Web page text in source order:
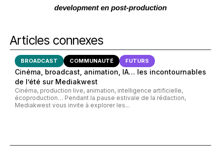
development en post-production
Articles connexes
BROADCAST COMMUNAUTÉ FUTURS
Cinéma, broadcast, animation, IA… les incontournables
de l’été sur Mediakwest
Cinéma, production live, animation, intelligence artificielle,
écoproduction… Pendant la pause estivale de la rédaction,
Mediakwest vous invite à explorer les...